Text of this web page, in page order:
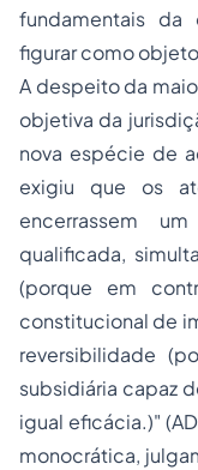
fundamentais da
figurar como
A despeito da
objetiva da
nova espécie de
exigiu que os
encerrassem
qualificada,
(porque em
constitucional de
reversibilidade
subsidiária capaz
igual eficácia.)"
monocrática,